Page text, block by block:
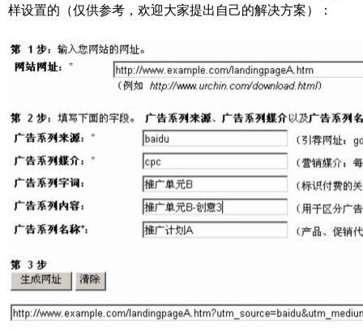
样设置的（仅供参考，欢迎大家提出自己的解决方案）：